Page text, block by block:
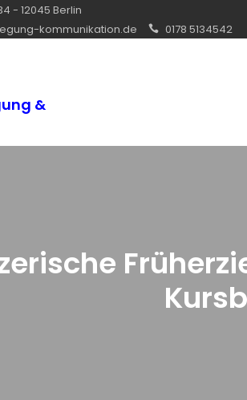
- 12045 Berlin
kommunikation.de
0178 5134542
&